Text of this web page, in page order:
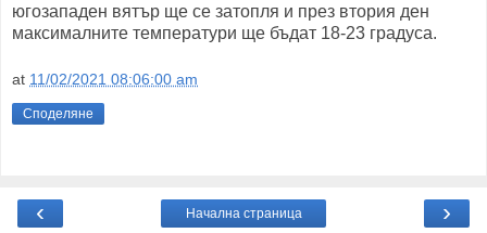
югозападен вятър ще се затопля и през втория ден
максималните температури ще бъдат 18-23 градуса.
at 11/02/2021 08:06:00 am
Споделяне
‹ ›
Начална страница